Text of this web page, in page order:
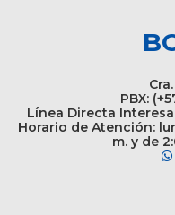
PBX:
Línea Directa
Horario de Atención:
m. y de